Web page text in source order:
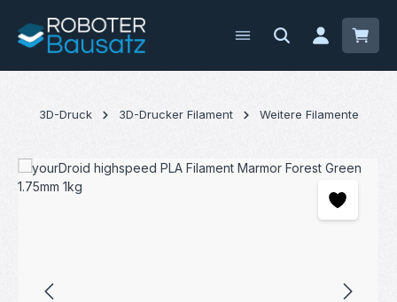
Zum Hauptinhalt springen
3D-Druck 3D-Drucker Filament Weitere Filamente
Bildergalerie überspringen